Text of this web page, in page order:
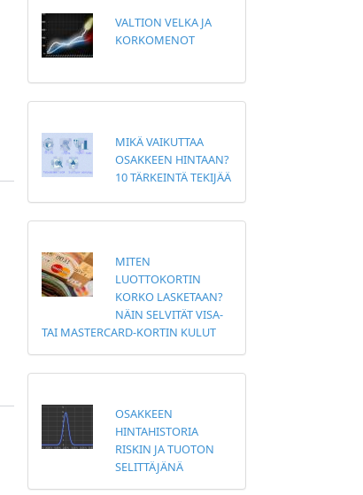
VALTION VELKA JA
KORKOMENOT
MIKÄ VAIKUTTAA
OSAKKEEN HINTAAN?
10 TÄRKEINTÄ TEKIJÄÄ
MITEN
LUOTTOKORTIN
KORKO LASKETAAN?
NÄIN SELVITÄT VISA-
TAI MASTERCARD-KORTIN KULUT
OSAKKEEN
HINTAHISTORIA
RISKIN JA TUOTON
SELITTÄJÄNÄ